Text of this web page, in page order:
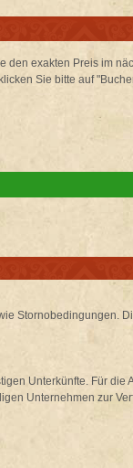
den exakten Preis im
Sie bitte auf
Stornobedingungen.
Unterkünfte. Für
Unternehmen zur